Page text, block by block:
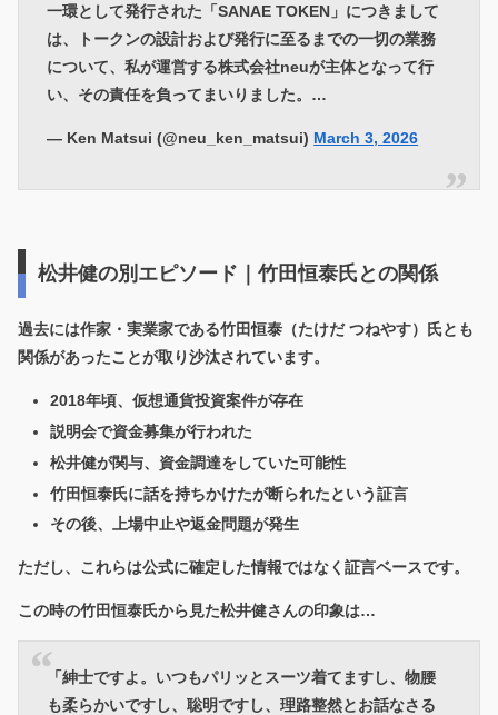
一環として発行された「SANAE TOKEN」につきまして
は、トークンの設計および発行に至るまでの一切の業務
について、私が運営する株式会社neuが主体となって行
い、その責任を負ってまいりました。…
— Ken Matsui (@neu_ken_matsui) March 3, 2026
松井健の別エピソード｜竹田恒泰氏との関係
過去には作家・実業家である竹田恒泰（たけだ つねやす）氏とも
関係があったことが取り沙汰されています。
2018年頃、仮想通貨投資案件が存在
説明会で資金募集が行われた
松井健が関与、資金調達をしていた可能性
竹田恒泰氏に話を持ちかけたが断られたという証言
その後、上場中止や返金問題が発生
ただし、これらは公式に確定した情報ではなく証言ベースです。
この時の竹田恒泰氏から見た松井健さんの印象は…
「紳士ですよ。いつもパリッとスーツ着てますし、物腰
も柔らかいですし、聡明ですし、理路整然とお話なさる